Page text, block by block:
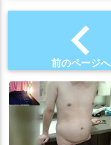
chevron_left
前のページへ